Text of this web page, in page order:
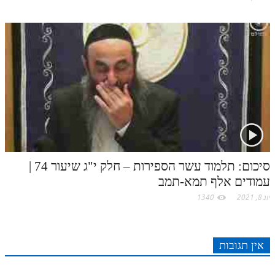
סיכום: תלמוד עשר הספירות – חלק י"ג שיעור 74 |
עמודים אלף תמא-תמב
יונ 8, 2021 1340
אין תגובות